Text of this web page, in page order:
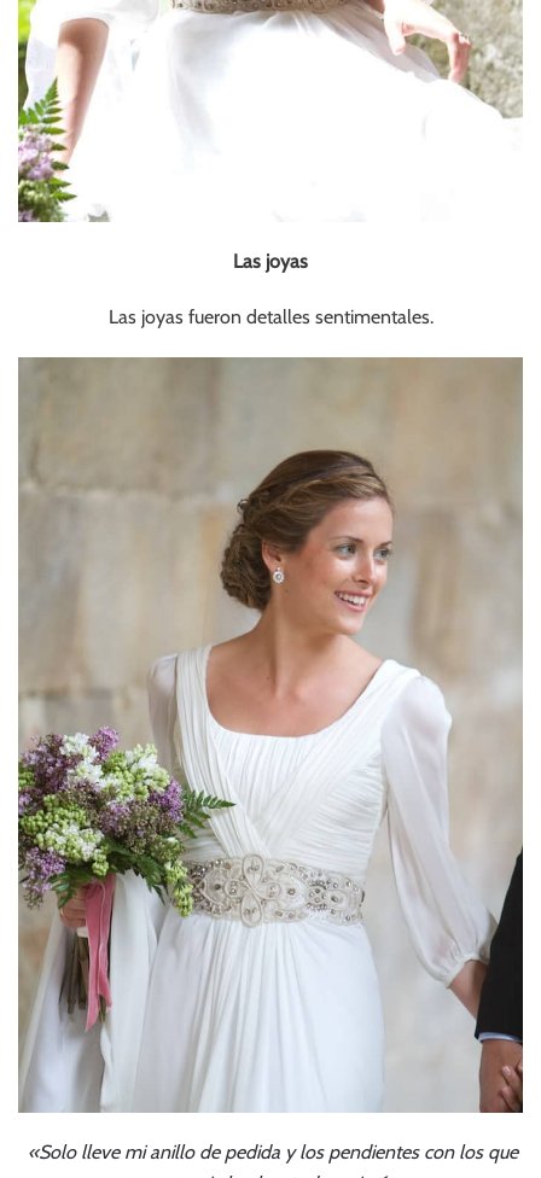
Las joyas
Las joyas fueron detalles sentimentales.
«Solo lleve mi anillo de pedida y los pendientes con los que